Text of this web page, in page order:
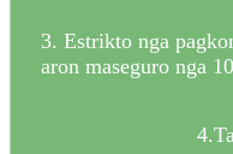
3. Estrikto nga
aron maseguro nga